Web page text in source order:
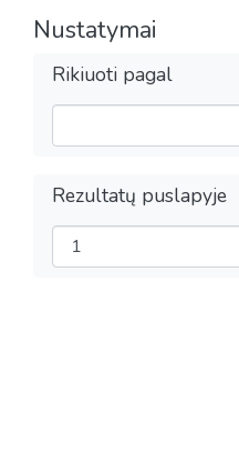
Nustatymai
Rikiuoti pagal
Rezultatų puslapyje